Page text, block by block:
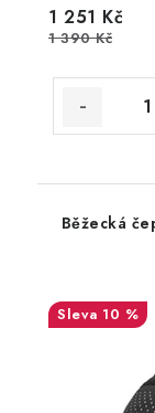
1 251 Kč
1 390 Kč
Běžecká
10 %